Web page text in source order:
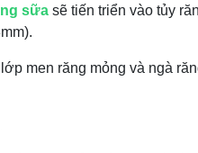
sữa sẽ tiến triển vào tủy
men răng mỏng và ngà